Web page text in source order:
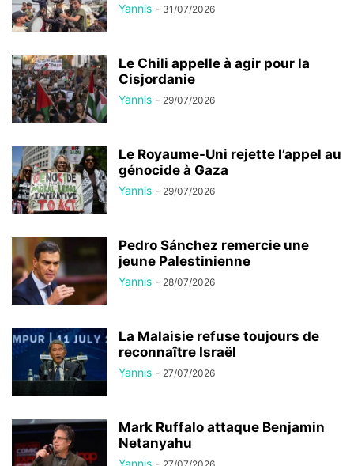
Yannis - 31/07/2026
Le Chili appelle à agir pour la
Cisjordanie
Yannis - 29/07/2026
Le Royaume-Uni rejette l’appel au
génocide à Gaza
Yannis - 29/07/2026
Pedro Sánchez remercie une
jeune Palestinienne
Yannis - 28/07/2026
La Malaisie refuse toujours de
reconnaître Israël
Yannis - 27/07/2026
Mark Ruffalo attaque Benjamin
Netanyahu